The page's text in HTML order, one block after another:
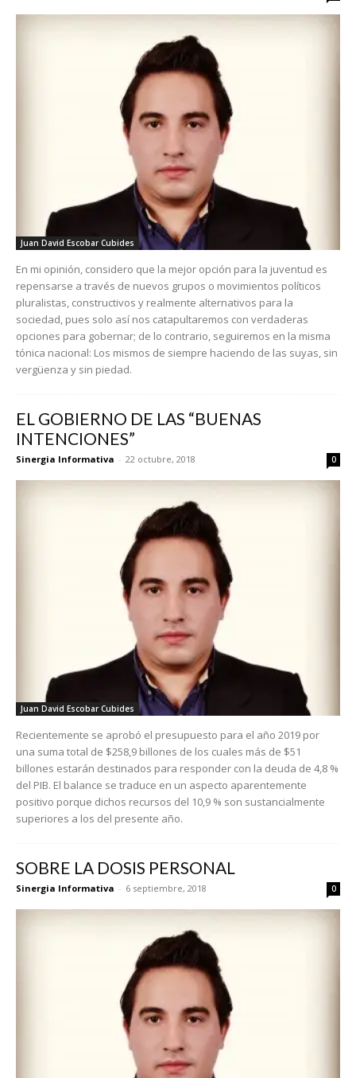
Juan David Escobar Cubides
En mi opinión, considero que la mejor opción para la juventud es
repensarse a través de nuevos grupos o movimientos políticos
pluralistas, constructivos y realmente alternativos para la
sociedad, pues solo así nos catapultaremos con verdaderas
opciones para gobernar; de lo contrario, seguiremos en la misma
tónica nacional: Los mismos de siempre haciendo de las suyas, sin
vergüenza y sin piedad.
EL GOBIERNO DE LAS “BUENAS
INTENCIONES”
Sinergia Informativa - 22 octubre, 2018 0
Juan David Escobar Cubides
Recientemente se aprobó el presupuesto para el año 2019 por
una suma total de $258,9 billones de los cuales más de $51
billones estarán destinados para responder con la deuda de 4,8 %
del PIB. El balance se traduce en un aspecto aparentemente
positivo porque dichos recursos del 10,9 % son sustancialmente
superiores a los del presente año.
SOBRE LA DOSIS PERSONAL
Sinergia Informativa - 6 septiembre, 2018 0